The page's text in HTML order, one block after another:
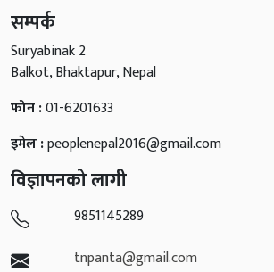
सम्पर्क
Suryabinak 2
Balkot, Bhaktapur, Nepal
फोन :01-6201633
इमेल :peoplenepal2016@gmail.com
विज्ञापनको लागी
9851145289
tnpanta@gmail.com